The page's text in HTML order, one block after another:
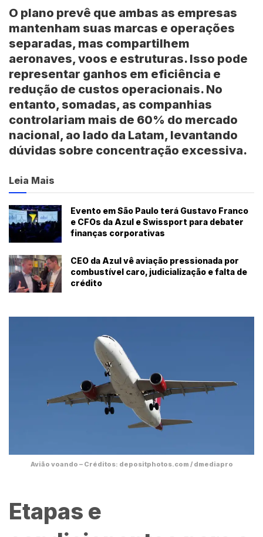
O plano prevê que ambas as empresas
mantenham suas marcas e operações
separadas, mas compartilhem
aeronaves, voos e estruturas. Isso pode
representar ganhos em eficiência e
redução de custos operacionais. No
entanto, somadas, as companhias
controlariam mais de 60% do mercado
nacional, ao lado da Latam, levantando
dúvidas sobre concentração excessiva.
Leia Mais
Evento em São Paulo terá Gustavo Franco
e CFOs da Azul e Swissport para debater
finanças corporativas
CEO da Azul vê aviação pressionada por
combustível caro, judicialização e falta de
crédito
Avião voando – Créditos: depositphotos.com / dmediapro
Etapas e